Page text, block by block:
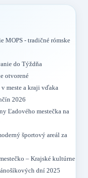
MOPS - tradičné rómske
do Týždňa
otvorené
meste a kraji vďaka
2026
Ľadového mestečka na
športový areál za
– Krajské kultúrne
dní 2025